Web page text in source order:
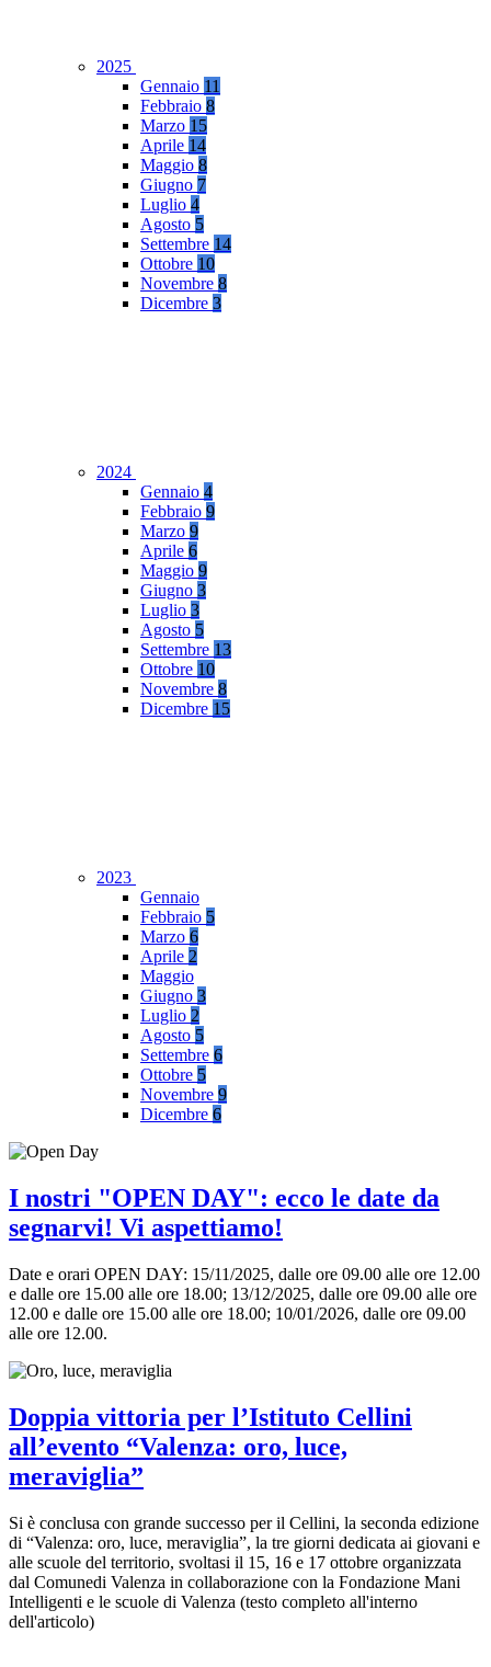
2025
Gennaio 11
Febbraio 8
Marzo 15
Aprile 14
Maggio 8
Giugno 7
Luglio 4
Agosto 5
Settembre 14
Ottobre 10
Novembre 8
Dicembre 3
2024
Gennaio 4
Febbraio 9
Marzo 9
Aprile 6
Maggio 9
Giugno 3
Luglio 3
Agosto 5
Settembre 13
Ottobre 10
Novembre 8
Dicembre 15
2023
Gennaio
Febbraio 5
Marzo 6
Aprile 2
Maggio
Giugno 3
Luglio 2
Agosto 5
Settembre 6
Ottobre 5
Novembre 9
Dicembre 6
I nostri "OPEN DAY": ecco le date da
segnarvi! Vi aspettiamo!
Date e orari OPEN DAY: 15/11/2025, dalle ore 09.00 alle ore 12.00
e dalle ore 15.00 alle ore 18.00; 13/12/2025, dalle ore 09.00 alle ore
12.00 e dalle ore 15.00 alle ore 18.00; 10/01/2026, dalle ore 09.00
alle ore 12.00.
Doppia vittoria per l’Istituto Cellini
all’evento “Valenza: oro, luce,
meraviglia”
Si è conclusa con grande successo per il Cellini, la seconda edizione
di “Valenza: oro, luce, meraviglia”, la tre giorni dedicata ai giovani e
alle scuole del territorio, svoltasi il 15, 16 e 17 ottobre organizzata
dal Comunedi Valenza in collaborazione con la Fondazione Mani
Intelligenti e le scuole di Valenza (testo completo all'interno
dell'articolo)